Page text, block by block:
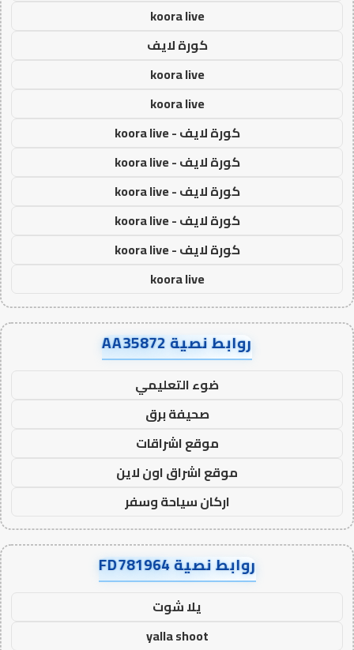
koora live
كورة لايف
koora live
koora live
كورة لايف - koora live
كورة لايف - koora live
كورة لايف - koora live
كورة لايف - koora live
كورة لايف - koora live
koora live
روابط نصية AA35872
ضوء التعليمي
صحيفة برق
موقع اشراقات
موقع اشراق اون لاين
اركان سياحة وسفر
روابط نصية FD781964
يلا شوت
yalla shoot